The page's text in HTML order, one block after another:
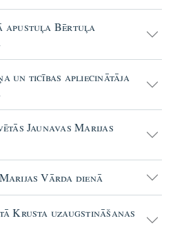
apustuļa Bērtuļa
un ticības apliecinātāja
Jaunavas Marijas
Vārda dienā
Krusta uzaugstināšanas